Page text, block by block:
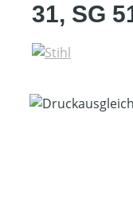
31, SG
Bildergalerie